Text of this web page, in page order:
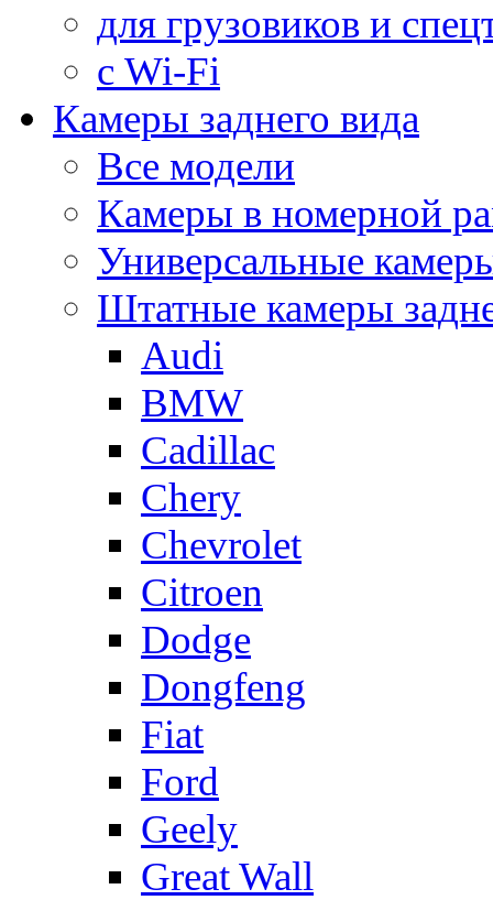
для грузовиков и
с Wi-Fi
Камеры заднего вида
Все модели
Камеры в номерной
Универсальные
Штатные камеры
Audi
BMW
Cadillac
Chery
Chevrolet
Citroen
Dodge
Dongfeng
Fiat
Ford
Geely
Great Wall